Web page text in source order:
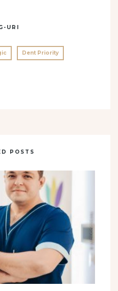
URI
Dent Priority
POSTS